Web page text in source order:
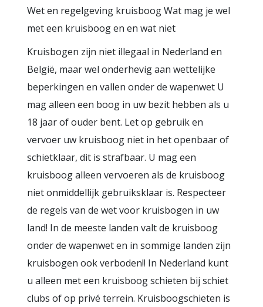
Wet en regelgeving kruisboog Wat mag je wel
met een kruisboog en en wat niet
Kruisbogen zijn niet illegaal in Nederland en
België, maar wel onderhevig aan wettelijke
beperkingen en vallen onder de wapenwet U
mag alleen een boog in uw bezit hebben als u
18 jaar of ouder bent. Let op gebruik en
vervoer uw kruisboog niet in het openbaar of
schietklaar, dit is strafbaar. U mag een
kruisboog alleen vervoeren als de kruisboog
niet onmiddellijk gebruiksklaar is. Respecteer
de regels van de wet voor kruisbogen in uw
land! In de meeste landen valt de kruisboog
onder de wapenwet en in sommige landen zijn
kruisbogen ook verboden!! In Nederland kunt
u alleen met een kruisboog schieten bij schiet
clubs of op privé terrein. Kruisboogschieten is